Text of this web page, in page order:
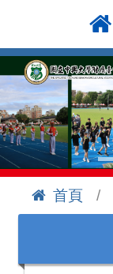
到
主
要
內
容
區
首頁